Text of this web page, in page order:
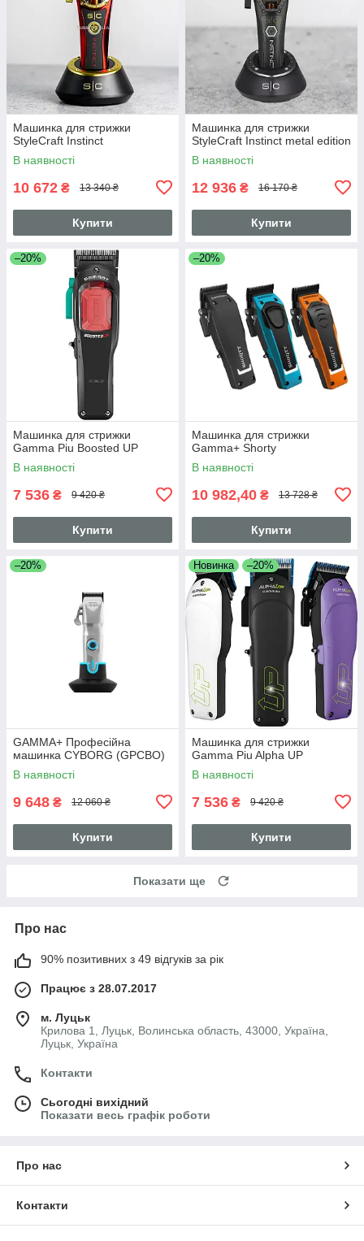
Машинка для стрижки
StyleCraft Instinct
В наявності
10 672 ₴ 13 340 ₴
Купити
Машинка для стрижки
StyleCraft Instinct metal edition
В наявності
12 936 ₴ 16 170 ₴
Купити
–20%
Машинка для стрижки
Gamma Piu Boosted UP
В наявності
7 536 ₴ 9 420 ₴
Купити
–20%
Машинка для стрижки
Gamma+ Shorty
В наявності
10 982,40 ₴ 13 728 ₴
Купити
–20%
GAMMA+ Професійна
машинка CYBORG (GPCBO)
В наявності
9 648 ₴ 12 060 ₴
Купити
Новинка –20%
Машинка для стрижки
Gamma Piu Alpha UP
В наявності
7 536 ₴ 9 420 ₴
Купити
Показати ще
Про нас
90% позитивних з 49 відгуків за рік
Працює з 28.07.2017
м. Луцьк
Крилова 1, Луцьк, Волинська область, 43000, Україна,
Луцьк, Україна
Контакти
Сьогодні вихідний
Показати весь графік роботи
Про нас
Контакти